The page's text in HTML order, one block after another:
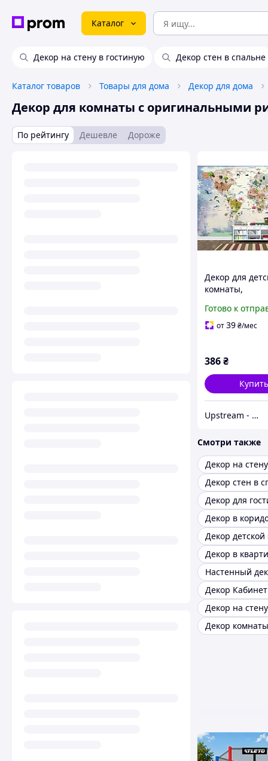
Каталог
Декор на стену в гостиную Декор стен в спальне
Каталог товаров Товары для дома Декор для дома
Декор для комнаты с оригинальными
По рейтингу Дешевле Дороже
Декор для
комнаты,
фотообои с
"Детская карта
Готово к
от39₴/мес
386₴
Купить
Upstream - интернет-магазин домашнего декора
Смотри также
Декор стен в
Декор для
Декор в
Декор в
Декор Кабинет
Декор на